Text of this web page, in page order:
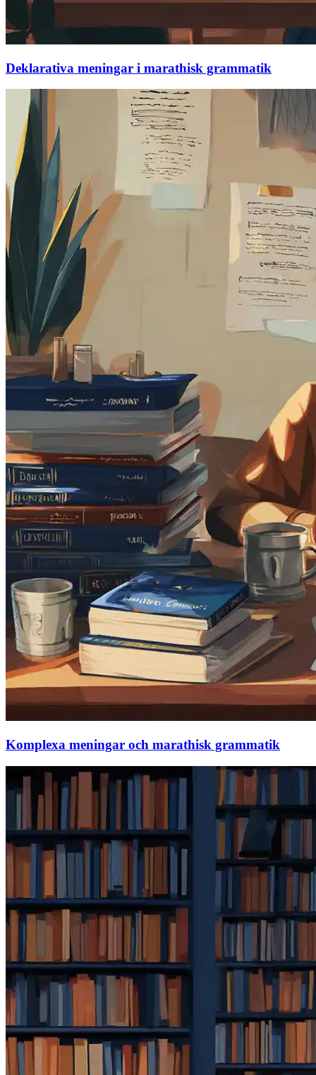
Deklarativa meningar i marathisk grammatik
Komplexa meningar och marathisk grammatik